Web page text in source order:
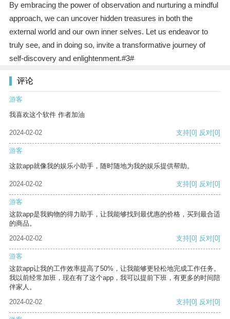
By embracing the power of observation and nurturing a mindful
approach, we can uncover hidden treasures in both the
external world and our own inner selves. Let us endeavor to
truly see, and in doing so, invite a transformative journey of
self-discovery and enlightenment.#3#
评论
游客
我喜欢这个软件 作者加油
2024-02-02 支持[0] 反对[0]
游客
这款app就像我的娱乐小助手，随时随地为我的娱乐提供帮助。
2024-02-02 支持[0] 反对[0]
游客
这款app是我购物的得力助手，让我能够找到最优惠的价格，买到最合适
的商品。
2024-02-02
支持[0] 反对[0]
游客
这款app让我的工作效率提高了50%，让我能够更轻松地完成工作任务。
我以前经常加班，现在有了这个app，我可以提前下班，有更多的时间陪
伴家人。
2024-02-02
支持[0] 反对[0]